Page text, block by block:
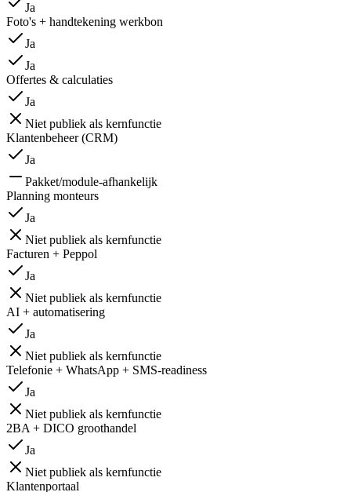
Ja
Foto's + handtekening werkbon
Ja
Ja
Offertes & calculaties
Ja
Niet publiek als kernfunctie
Klantenbeheer (CRM)
Ja
Pakket/module-afhankelijk
Planning monteurs
Ja
Niet publiek als kernfunctie
Facturen + Peppol
Ja
Niet publiek als kernfunctie
AI + automatisering
Ja
Niet publiek als kernfunctie
Telefonie + WhatsApp + SMS-readiness
Ja
Niet publiek als kernfunctie
2BA + DICO groothandel
Ja
Niet publiek als kernfunctie
Klantenportaal